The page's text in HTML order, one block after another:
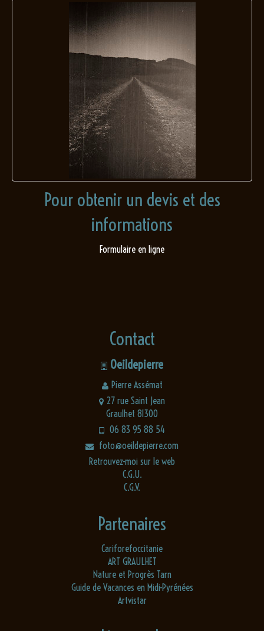
Pour obtenir un devis et des
informations
Formulaire en ligne
Contact
Oeildepierre
Pierre Assémat
27 rue Saint Jean
Graulhet 81300
06 83 95 88 54
foto@oeildepierre.com
Retrouvez-moi sur le web
C.G.U.
C.G.V.
Partenaires
Cariforefoccitanie
ART GRAULHET
Nature et Progrès Tarn
Guide de Vacances en Midi-Pyrénées
Artvistar